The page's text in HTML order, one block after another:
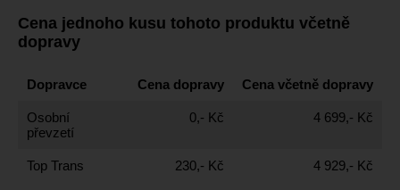
Cena jednoho kusu tohoto produktu včetně
dopravy
Dopravce Cena dopravy Cena včetně dopravy
Osobní
převzetí
0,- Kč 4 699,- Kč
Top Trans 230,- Kč 4 929,- Kč